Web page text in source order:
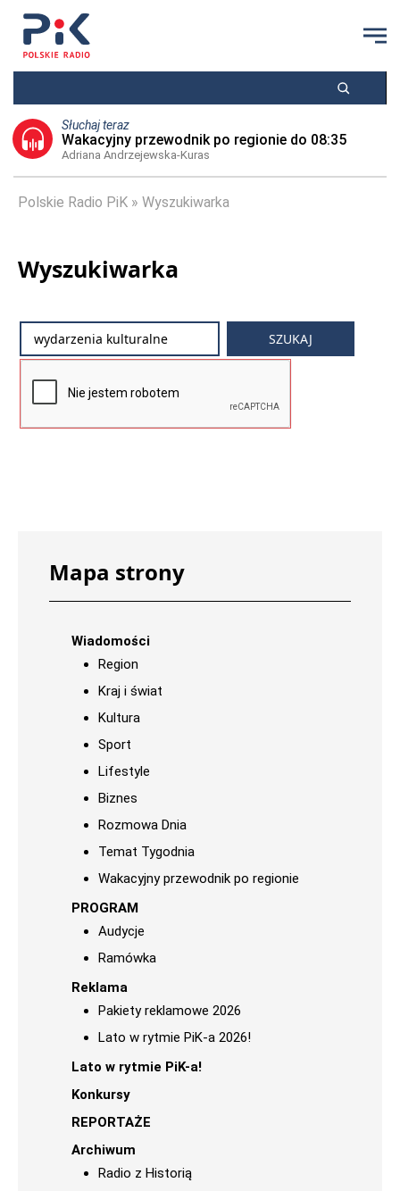
Słuchaj teraz
Wakacyjny przewodnik po regionie do 08:35
Adriana Andrzejewska-Kuras
Polskie Radio PiK Wyszukiwarka
Wyszukiwarka
Mapa strony
Wiadomości
Region
Kraj i świat
Kultura
Sport
Lifestyle
Biznes
Rozmowa Dnia
Temat Tygodnia
Wakacyjny przewodnik po regionie
PROGRAM
Audycje
Ramówka
Reklama
Pakiety reklamowe 2026
Lato w rytmie PiK-a 2026!
Lato w rytmie PiK-a!
Konkursy
REPORTAŻE
Archiwum
Radio z Historią